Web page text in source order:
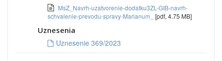
MsZ_Navrh-uzatvorenie-dodatku3ZL-GIB-navrh-
schvalenie-prevodu-spravy-Marianum_ [pdf, 4.75 MB]
Uznesenia
Uznesenie 369/2023